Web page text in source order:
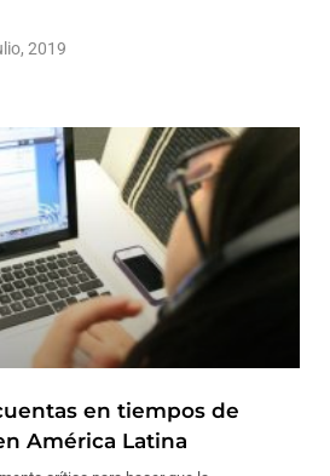
2019
en tiempos de
América Latina